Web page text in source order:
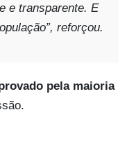
e transparente. E
, reforçou.
pela maioria